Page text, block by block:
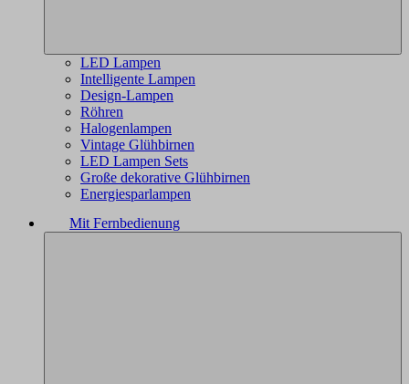
LED Lampen
Intelligente Lampen
Design-Lampen
Röhren
Halogenlampen
Vintage Glühbirnen
LED Lampen Sets
Große dekorative Glühbirnen
Energiesparlampen
Mit Fernbedienung